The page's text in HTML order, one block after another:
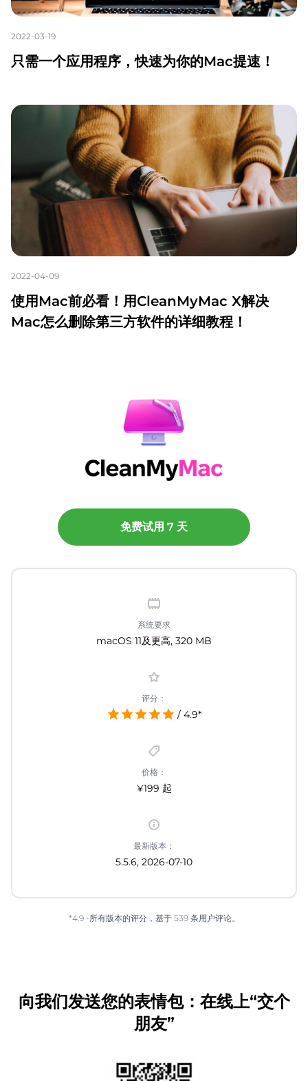
2022-03-19
只需一个应用程序，快速为你的Mac提速！
2022-04-09
使用Mac前必看！用CleanMyMac X解决
Mac怎么删除第三方软件的详细教程！
免费试用 7 天
系统要求
macOS 11及更高, 320 MB
评分：
/ 4.9*
价格：
¥199 起
最新版本：
5.5.6, 2026-07-10
*4.9 -所有版本的评分，基于 539 条用户评论。
向我们发送您的表情包：在线上“交个
朋友”